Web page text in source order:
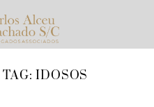
TAG:IDOSOS